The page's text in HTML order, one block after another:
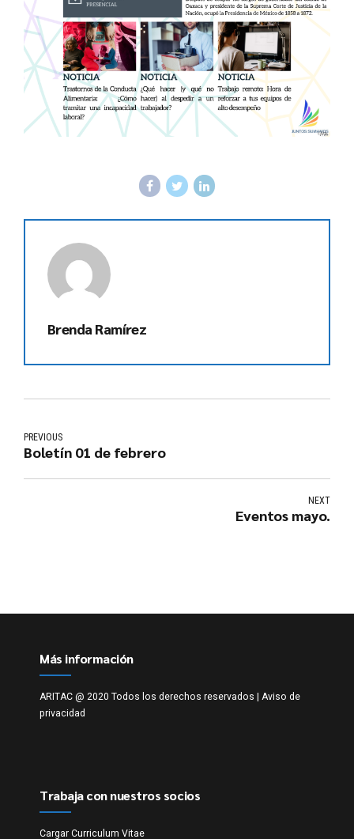
Brenda Ramírez
PREVIOUS
Boletín 01 de febrero
NEXT
Eventos mayo.
Más información
ARITAC @ 2020 Todos los derechos reservados | Aviso de
privacidad
Trabaja con nuestros socios
Cargar Curriculum Vitae